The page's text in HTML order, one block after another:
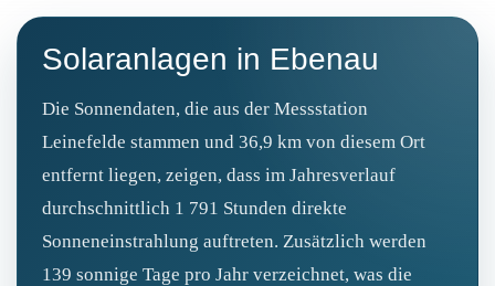
Solaranlagen in Ebenau
Die Sonnendaten, die aus der Messstation
Leinefelde stammen und 36,9 km von diesem Ort
entfernt liegen, zeigen, dass im Jahresverlauf
durchschnittlich 1 791 Stunden direkte
Sonneneinstrahlung auftreten. Zusätzlich werden
139 sonnige Tage pro Jahr verzeichnet, was die